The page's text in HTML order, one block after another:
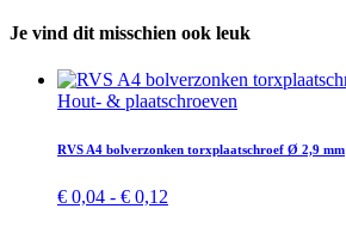
Je vind dit misschien ook leuk
Hout- & plaat­schroeven
RVS A4 bol­verzonken torx­plaat­schroef Ø 2,9 mm
€ 0,04 - € 0,12